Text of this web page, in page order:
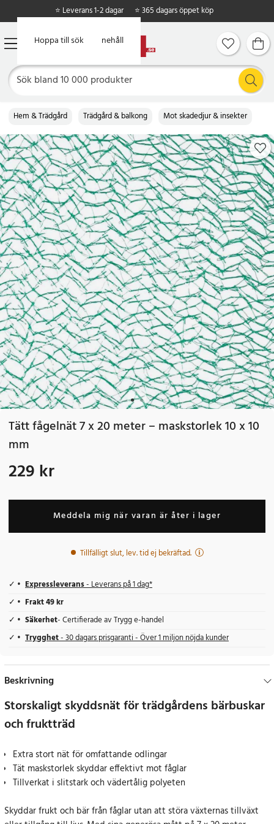
Hoppa till huvudinnehåll
Hoppa till sök
⭐ Leverans 1-2 dagar ⭐ 365 dagars öppet köp
Hem & Trädgård Trädgård & balkong Mot skadedjur & insekter
Tätt fågelnät 7 x 20 meter – maskstorlek 10 x 10
mm
Pris:229 kr
229 kr
Meddela mig när varan är åter i lager
Tillfälligt slut, lev. tid ej bekräftad.
Expressleverans- Leverans på 1 dag*
Frakt 49 kr
Säkerhet- Certifierade av Trygg e-handel
Trygghet- 30 dagars prisgaranti - Över 1 miljon nöjda kunder
Beskrivning
Storskaligt skyddsnät för trädgårdens bärbuskar
och fruktträd
Extra stort nät för omfattande odlingar
Tät maskstorlek skyddar effektivt mot fåglar
Tillverkat i slitstark och vädertålig polyeten
Skyddar frukt och bär från fåglar utan att störa växternas tillväxt